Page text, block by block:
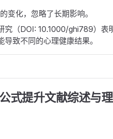
变化，忽略了长期影响。
究（DOI: 10.1000/ghi789）表
致不同的心理健康结果。
式提升文献综述与